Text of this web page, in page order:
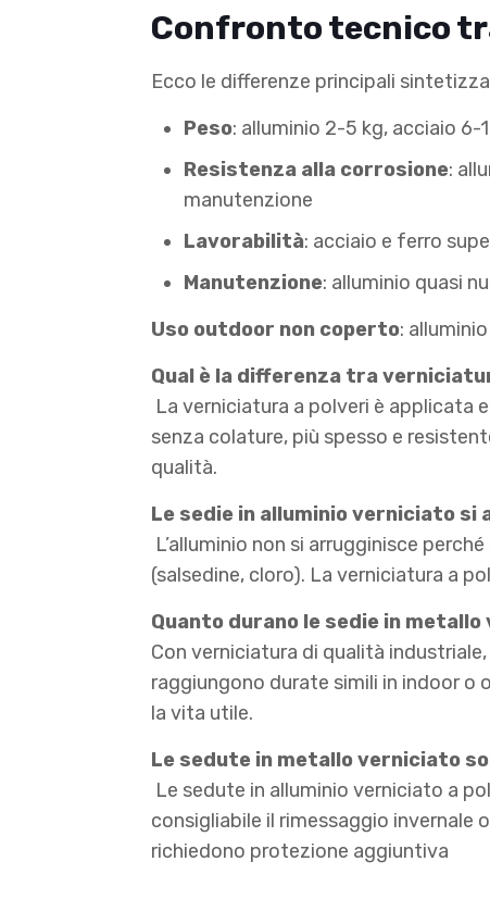
Confronto tecnico
Ecco le differenze principali
Peso: alluminio 2-5 kg, acciaio
Resistenza alla corrosione:
manutenzione
Lavorabilità: acciaio e ferro
Manutenzione: alluminio quasi
Uso outdoor non coperto:
Qual è la differenza tra
La verniciatura a polveri è
senza colature, più spesso e
qualità.
Le sedie in alluminio verniciato si
L’alluminio non si arrugginisce
(salsedine, cloro). La verniciatura a
Quanto durano le sedie in
Con verniciatura di qualità
raggiungono durate simili in indoor
la vita utile.
Le sedute in metallo verniciato
Le sedute in alluminio verniciato a
consigliabile il rimessaggio
richiedono protezione aggiuntiva